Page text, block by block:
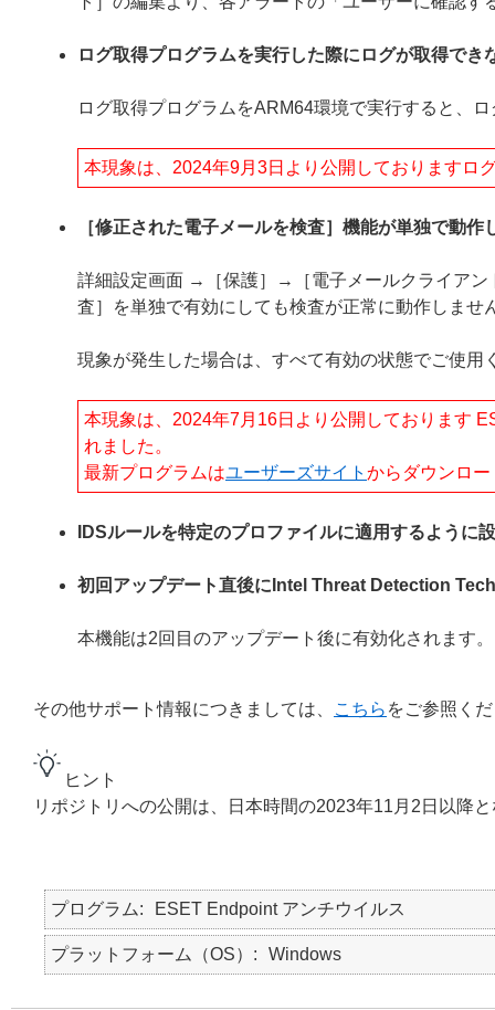
ログ取得プログラムを実行した際にログが取得でき
ログ取得プログラムをARM64環境で実行すると、
本現象は、2024年9月3日より公開しておりますロ
［修正された電子メールを検査］機能が単独で動作
詳細設定画面 →［保護］→［電子メールクライア
査］を単独で有効にしても検査が正常に動作しませ
現象が発生した場合は、すべて有効の状態でご使用
本現象は、2024年7月16日より公開しております
れました。
最新プログラムはユーザーズサイト からダウンロ
IDSルールを特定のプロファイルに適用するよう
初回アップデート直後にIntel Threat Detection
本機能は2回目のアップデート後に有効化されます。
その他サポート情報につきましては、 こちら をご参照く
ヒント
リポジトリへの公開は、日本時間の2023年11月2日以降
プログラム ESET Endpoint アンチウイルス
プラットフォーム（OS） Windows